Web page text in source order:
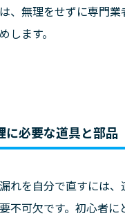
、無理をせずに専門業
します。
に必要な道具と部品
れを自分で直すには
不可欠です。初心者に